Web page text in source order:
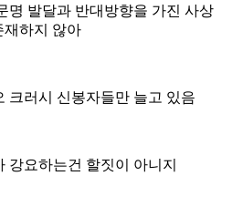
명 발달과 반대방향을 가진 사상
재하지 않아
크러시 신봉자들만 늘고 있음
강요하는건 할짓이 아니지